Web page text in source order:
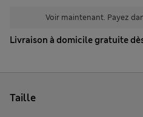
Voir maintenant. Payez
Livraison à domicile gratuite
Taille